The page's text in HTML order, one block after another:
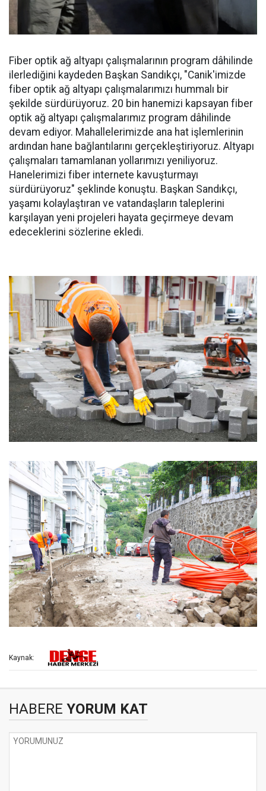
Fiber optik ağ altyapı çalışmalarının program dâhilinde
ilerlediğini kaydeden Başkan Sandıkçı, "Canik'imizde
fiber optik ağ altyapı çalışmalarımızı hummalı bir
şekilde sürdürüyoruz. 20 bin hanemizi kapsayan fiber
optik ağ altyapı çalışmalarımız program dâhilinde
devam ediyor. Mahallelerimizde ana hat işlemlerinin
ardından hane bağlantılarını gerçekleştiriyoruz. Altyapı
çalışmaları tamamlanan yollarımızı yeniliyoruz.
Hanelerimizi fiber internete kavuşturmayı
sürdürüyoruz" şeklinde konuştu. Başkan Sandıkçı,
yaşamı kolaylaştıran ve vatandaşların taleplerini
karşılayan yeni projeleri hayata geçirmeye devam
edeceklerini sözlerine ekledi.
Kaynak:
HABERE YORUM KAT